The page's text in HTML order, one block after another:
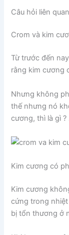
Câu hỏi liên quan
Crom và kim
Từ trước đến
rằng kim cương
Nhưng không
thế nhưng nó
cương, thì là gì ?
Kim cương có
Kim cương
cứng trong
bị tổn thương ở